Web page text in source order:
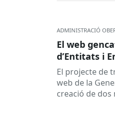
ADMINISTRACIÓ
El web
d’Entitats i
El projecte de
web de la
creació de dos